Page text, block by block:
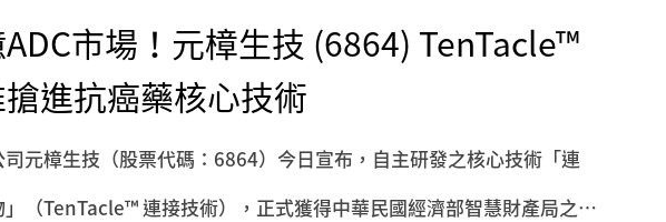
市場！元樟生技 (6864) TenTacle™
進抗癌藥核心技術
元樟生技（股票代碼：6864）今日宣布，自主研發之核心技術「連
（TenTacle™ 連接技術），正式獲得中華民國經濟部智慧財產局之發